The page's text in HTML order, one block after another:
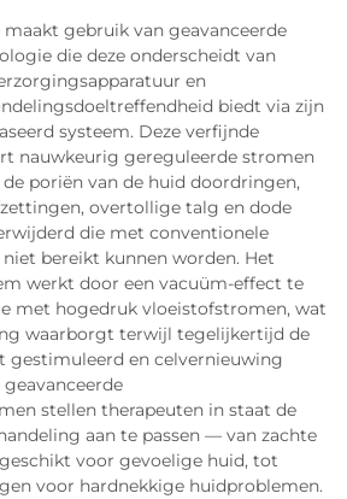
gebruik van geavanceerde
die deze onderscheidt van
en
biedt via zijn
systeem. Deze verfijnde
nauwkeurig gereguleerde stromen
poriën van de huid doordringen,
overtollige talg en dode
die met conventionele
bereikt kunnen worden. Het
werkt door een vacuüm-effect te
met hogedruk vloeistofstromen, wat
waarborgt terwijl tegelijkertijd de
gestimuleerd en celvernieuwing
stellen therapeuten in staat de
aan te passen — van zachte
voor gevoelige huid, tot
voor hardnekkige huidproblemen.